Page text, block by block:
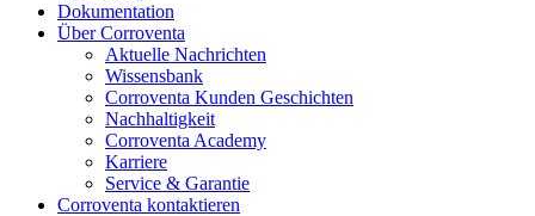
Dokumentation
Über Corroventa
Aktuelle Nachrichten
Wissensbank
Corroventa Kunden Geschichten
Nachhaltigkeit
Corroventa Academy
Karriere
Service & Garantie
Corroventa kontaktieren